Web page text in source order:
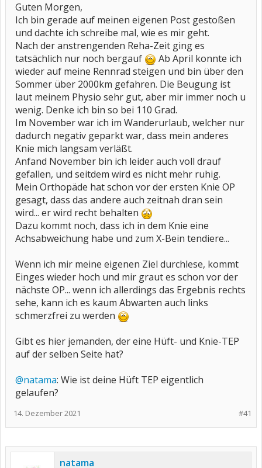
Guten Morgen,
Ich bin gerade auf meinen eigenen Post gestoßen
und dachte ich schreibe mal, wie es mir geht.
Nach der anstrengenden Reha-Zeit ging es
tatsächlich nur noch bergauf
Ab April konnte ich
wieder auf meine Rennrad steigen und bin über den
Sommer über 2000km gefahren. Die Beugung ist
laut meinem Physio sehr gut, aber mir immer noch u
wenig. Denke ich bin so bei 110 Grad.
Im November war ich im Wanderurlaub, welcher nur
dadurch negativ geparkt war, dass mein anderes
Knie mich langsam verläßt.
Anfand November bin ich leider auch voll drauf
gefallen, und seitdem wird es nicht mehr ruhig.
Mein Orthopäde hat schon vor der ersten Knie OP
gesagt, dass das andere auch zeitnah dran sein
wird... er wird recht behalten
Dazu kommt noch, dass ich in dem Knie eine
Achsabweichung habe und zum X-Bein tendiere...
Wenn ich mir meine eigenen Ziel durchlese, kommt
Einges wieder hoch und mir graut es schon vor der
nächste OP... wenn ich allerdings das Ergebnis rechts
sehe, kann ich es kaum Abwarten auch links
schmerzfrei zu werden
Gibt es hier jemanden, der eine Hüft- und Knie-TEP
auf der selben Seite hat?
@natama: Wie ist deine Hüft TEP eigentlich
gelaufen?
#41
14. Dezember 2021
natama